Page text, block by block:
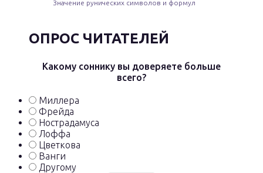
Значение рунических символов и формул
ОПРОС ЧИТАТЕЛЕЙ
Какому соннику вы доверяете больше
всего?
Миллера
Фрейда
Нострадамуса
Лоффа
Цветкова
Ванги
Другому